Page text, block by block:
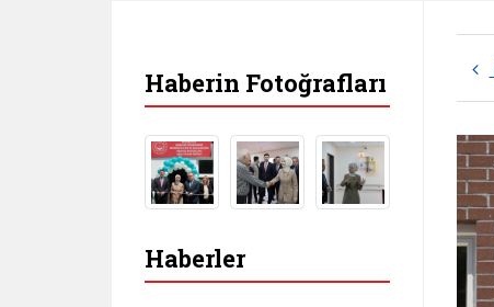
Haberin Fotoğrafları
Haberler